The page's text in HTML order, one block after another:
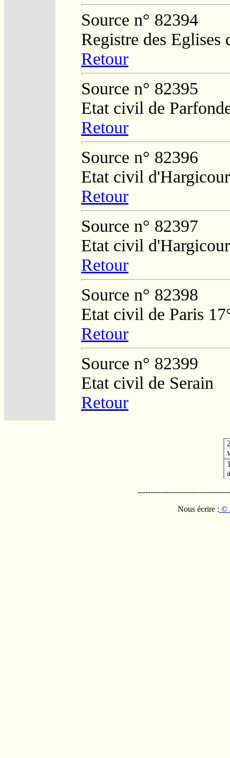
Source n° 82394
Registre des Eglises
Retour
Source n° 82395
Etat civil de
Retour
Source n° 82396
Etat civil
Retour
Source n° 82397
Etat civil
Retour
Source n° 82398
Etat civil de Paris
Retour
Source n° 82399
Etat civil de Serain
Retour
Nous écrire : ©